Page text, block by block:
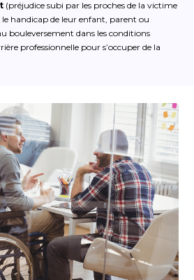
(préjudice subi par les proches de la victime
handicap de leur enfant, parent ou
bouleversement dans les conditions
professionnelle pour s’occuper de la